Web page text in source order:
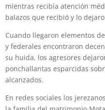
mientras recibía atención
balazos que recibió y lo
Cuando llegaron elementos
y federales encontraron
su huida, los agresores
ponchallantas esparcidas
alcanzados.
En redes sociales los